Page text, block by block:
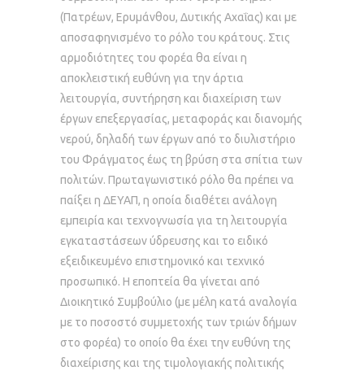
(Πατρέων, Ερυμάνθου, Δυτικής Αχαΐας) και με
αποσαφηνισμένο το ρόλο του κράτους. Στις
αρμοδιότητες του φορέα θα είναι η
αποκλειστική ευθύνη για την άρτια
λειτουργία, συντήρηση και διαχείριση των
έργων επεξεργασίας, μεταφοράς και διανομής
νερού, δηλαδή των έργων από το διυλιστήριο
του Φράγματος έως τη βρύση στα σπίτια των
πολιτών. Πρωταγωνιστικό ρόλο θα πρέπει να
παίξει η ΔΕΥΑΠ, η οποία διαθέτει ανάλογη
εμπειρία και τεχνογνωσία για τη λειτουργία
εγκαταστάσεων ύδρευσης και το ειδικό
εξειδικευμένο επιστημονικό και τεχνικό
προσωπικό. Η εποπτεία θα γίνεται από
Διοικητικό Συμβούλιο (με μέλη κατά αναλογία
με το ποσοστό συμμετοχής των τριών δήμων
στο φορέα) το οποίο θα έχει την ευθύνη της
διαχείρισης και της τιμολογιακής πολιτικής